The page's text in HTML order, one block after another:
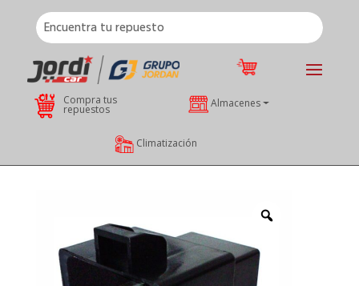
Compra tus
repuestos Almacenes
Climatización